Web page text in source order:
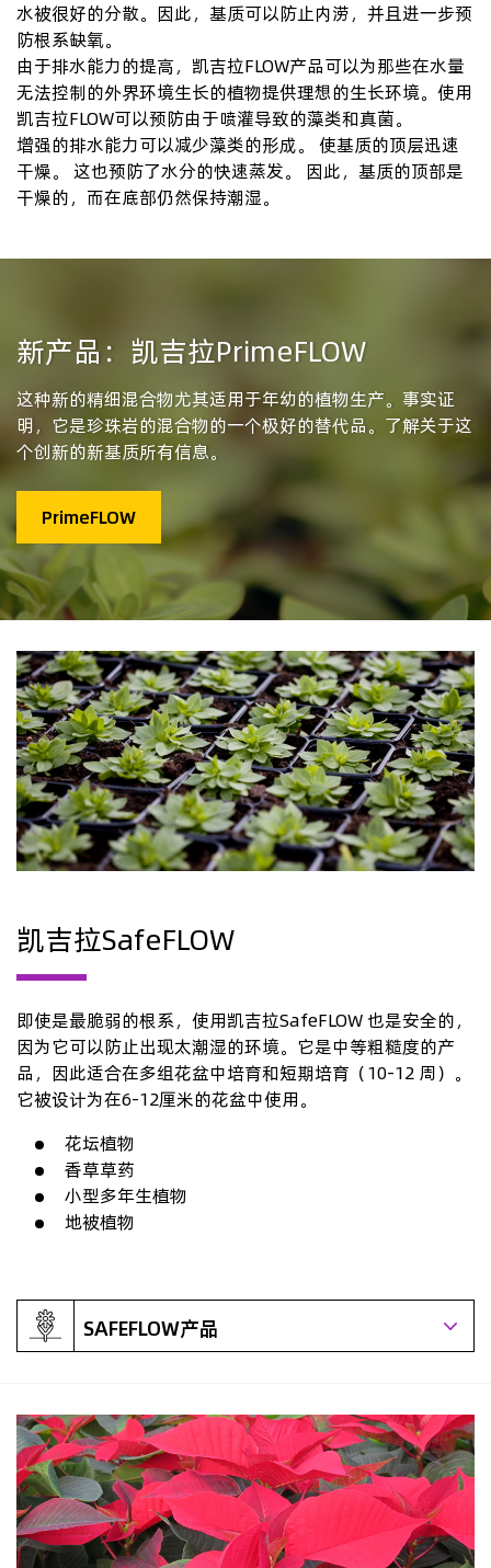
水被很好的分散。因此，基质可以防止内涝，并且进一步预
防根系缺氧。
由于排水能力的提高，凯吉拉FLOW产品可以为那些在水量
无法控制的外界环境生长的植物提供理想的生长环境。使用
凯吉拉FLOW可以预防由于喷灌导致的藻类和真菌。
增强的排水能力可以减少藻类的形成。 使基质的顶层迅速
干燥。 这也预防了水分的快速蒸发。 因此，基质的顶部是
干燥的，而在底部仍然保持潮湿。
新产品：凯吉拉PrimeFLOW
这种新的精细混合物尤其适用于年幼的植物生产。事实证
明，它是珍珠岩的混合物的一个极好的替代品。了解关于这
个创新的新基质所有信息。
PrimeFLOW
凯吉拉SafeFLOW
即使是最脆弱的根系，使用凯吉拉SafeFLOW 也是安全的，
因为它可以防止出现太潮湿的环境。它是中等粗糙度的产
品，因此适合在多组花盆中培育和短期培育（10-12 周）。
它被设计为在6-12厘米的花盆中使用。
花坛植物
香草草药
小型多年生植物
地被植物
SAFEFLOW产品